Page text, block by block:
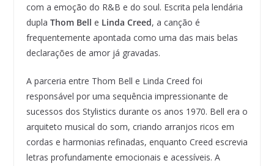
com a emoção do R&B e do soul. Escrita pela lendária
dupla Thom Bell e Linda Creed, a canção é
frequentemente apontada como uma das mais belas
declarações de amor já gravadas.
A parceria entre Thom Bell e Linda Creed foi
responsável por uma sequência impressionante de
sucessos dos Stylistics durante os anos 1970. Bell era o
arquiteto musical do som, criando arranjos ricos em
cordas e harmonias refinadas, enquanto Creed escrevia
letras profundamente emocionais e acessíveis. A